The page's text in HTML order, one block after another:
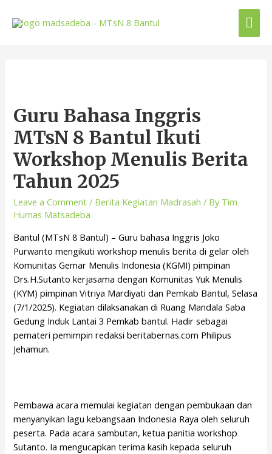
Guru Bahasa Inggris
MTsN 8 Bantul Ikuti
Workshop Menulis Berita
Tahun 2025
Leave a Comment / Berita Kegiatan Madrasah / By Tim
Humas Matsadeba
Bantul (MTsN 8 Bantul) – Guru bahasa Inggris Joko
Purwanto mengikuti workshop menulis berita di gelar oleh
Komunitas Gemar Menulis Indonesia (KGMI) pimpinan
Drs.H.Sutanto kerjasama dengan Komunitas Yuk Menulis
(KYM) pimpinan Vitriya Mardiyati dan Pemkab Bantul, Selasa
(7/1/2025). Kegiatan dilaksanakan di Ruang Mandala Saba
Gedung Induk Lantai 3 Pemkab bantul. Hadir sebagai
pemateri pemimpin redaksi beritabernas.com Philipus
Jehamun.
Pembawa acara memulai kegiatan dengan pembukaan dan
menyanyikan lagu kebangsaan Indonesia Raya oleh seluruh
peserta. Pada acara sambutan, ketua panitia workshop
Sutanto. Ia mengucapkan terima kasih kepada seluruh